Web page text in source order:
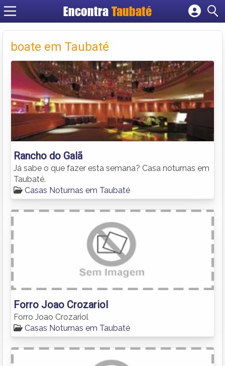
EncontraTaubaté
Cadastrar empresa
Criar conta
boate em Taubaté
Rancho do Galã
Já sabe o que fazer esta semana? Casa noturnas em
Taubaté.
Casas Noturnas em Taubaté
Forro Joao Crozariol
Forro Joao Crozariol
Casas Noturnas em Taubaté